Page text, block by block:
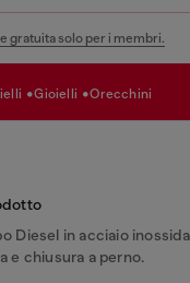
gratuita solo per i membri.
gioielli orecchini
Diesel in acciaio
e chiusura a perno.